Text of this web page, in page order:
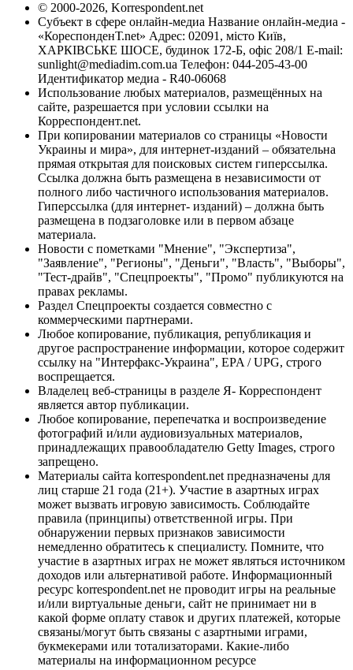
© 2000-2026, Korrespondent.net
Субъект в сфере онлайн-медиа Название онлайн-медиа -
«КореспонденТ.net» Адрес: 02091, місто Київ,
ХАРКІВСЬКЕ ШОСЕ, будинок 172-Б, офіс 208/1 E-mail:
sunlight@mediadim.com.ua Телефон: 044-205-43-00
Идентификатор медиа - R40-06068
Использование любых материалов, размещённых на
сайте, разрешается при условии ссылки на
Корреспондент.net.
При копировании материалов со страницы «Новости
Украины и мира», для интернет-изданий – обязательна
прямая открытая для поисковых систем гиперссылка.
Ссылка должна быть размещена в независимости от
полного либо частичного использования материалов.
Гиперссылка (для интернет- изданий) – должна быть
размещена в подзаголовке или в первом абзаце
материала.
Новости с пометками "Мнение", "Экспертиза",
"Заявление", "Регионы", "Деньги", "Власть", "Выборы",
"Тест-драйв", "Спецпроекты", "Промо" публикуются на
правах рекламы.
Раздел Спецпроекты создается совместно с
коммерческими партнерами.
Любое копирование, публикация, републикация и
другое распространение информации, которое содержит
ссылку на "Интерфакс-Украина", EPA / UPG, строго
воспрещается.
Владелец веб-страницы в разделе Я- Корреспондент
является автор публикации.
Любое копирование, перепечатка и воспроизведение
фотографий и/или аудиовизуальных материалов,
принадлежащих правообладателю Getty Images, строго
запрещено.
Материалы сайта korrespondent.net предназначены для
лиц старше 21 года (21+). Участие в азартных играх
может вызвать игровую зависимость. Соблюдайте
правила (принципы) ответственной игры. При
обнаружении первых признаков зависимости
немедленно обратитесь к специалисту. Помните, что
участие в азартных играх не может являться источником
доходов или альтернативой работе. Информационный
ресурс korrespondent.net не проводит игры на реальные
и/или виртуальные деньги, сайт не принимает ни в
какой форме оплату ставок и других платежей, которые
связаны/могут быть связаны с азартными играми,
букмекерами или тотализаторами. Какие-либо
материалы на информационном ресурсе